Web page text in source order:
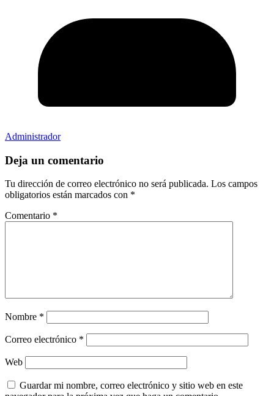
Administrador
Deja un comentario
Tu dirección de correo electrónico no será publicada. Los campos
obligatorios están marcados con *
Comentario *
Nombre *
Correo electrónico *
Web
Guardar mi nombre, correo electrónico y sitio web en este